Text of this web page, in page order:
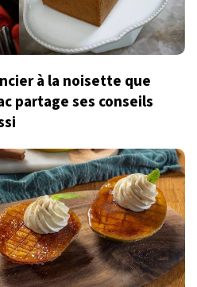
à la noisette que
partage ses conseils